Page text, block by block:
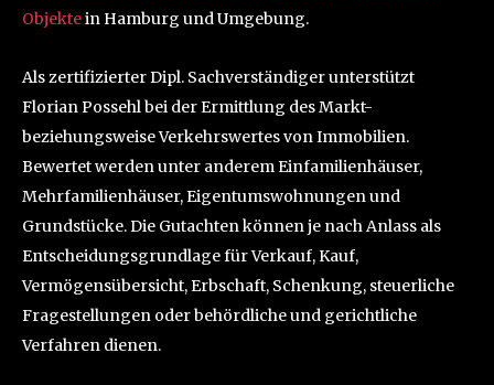
Objektein Hamburg und Umgebung.
Als zertifizierter Dipl. Sachverständiger unterstützt
Florian Possehl bei der Ermittlung des Markt-
beziehungsweise Verkehrswertes von Immobilien.
Bewertet werden unter anderem Einfamilienhäuser,
Mehrfamilienhäuser, Eigentumswohnungen und
Grundstücke. Die Gutachten können je nach Anlass als
Entscheidungsgrundlage für Verkauf, Kauf,
Vermögensübersicht, Erbschaft, Schenkung, steuerliche
Fragestellungen oder behördliche und gerichtliche
Verfahren dienen.